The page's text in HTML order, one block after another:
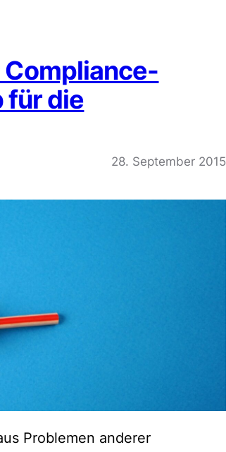
für die
28. September 2015
Problemen anderer